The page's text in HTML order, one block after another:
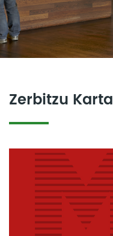
Zerbitzu Karta